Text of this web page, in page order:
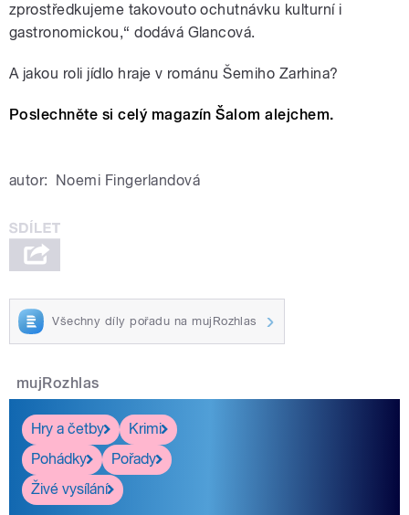
zprostředkujeme takovouto ochutnávku kulturní i
gastronomickou,“ dodává Glancová.
A jakou roli jídlo hraje v románu Šemiho Zarhina?
Poslechněte si celý magazín Šalom alejchem.
autor: Noemi Fingerlandová
Všechny díly pořadu na mujRozhlas
mujRozhlas
Hry a četby
Krimi
Pohádky
Pořady
Živé vysílání